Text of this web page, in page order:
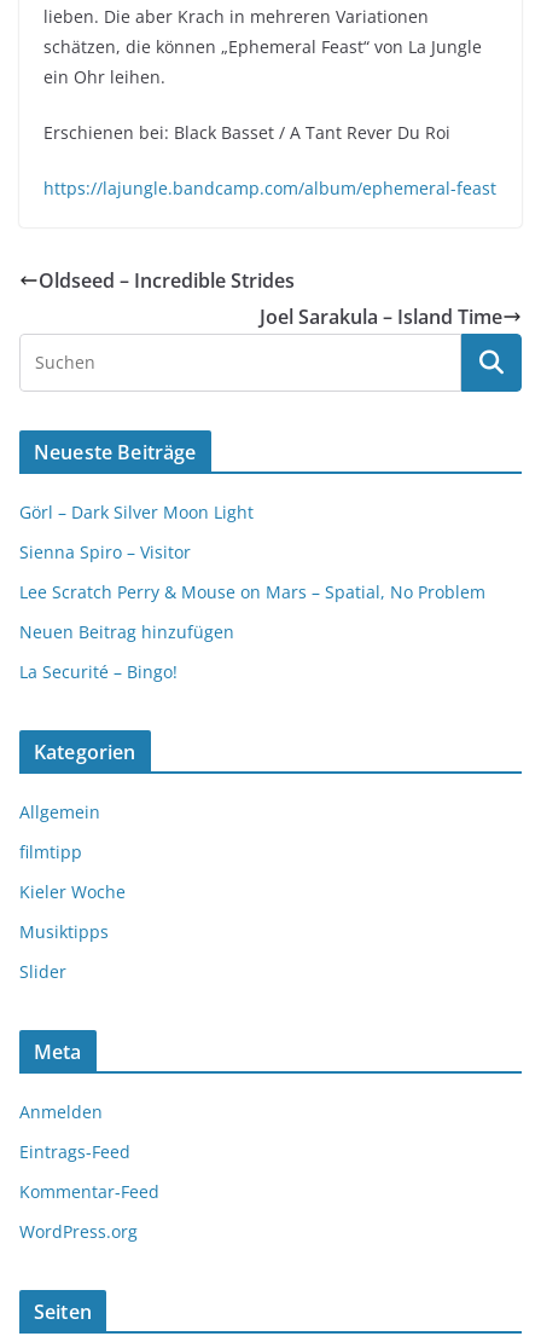
lieben. Die aber Krach in mehreren Variationen
schätzen, die können „Ephemeral Feast“ von La Jungle
ein Ohr leihen.
Erschienen bei: Black Basset / A Tant Rever Du Roi
https://lajungle.bandcamp.com/album/ephemeral-feast
Oldseed – Incredible Strides
Joel Sarakula – Island Time
Neueste Beiträge
Görl – Dark Silver Moon Light
Sienna Spiro – Visitor
Lee Scratch Perry & Mouse on Mars – Spatial, No Problem
Neuen Beitrag hinzufügen
La Securité – Bingo!
Kategorien
Allgemein
filmtipp
Kieler Woche
Musiktipps
Slider
Meta
Anmelden
Eintrags-Feed
Kommentar-Feed
WordPress.org
Seiten